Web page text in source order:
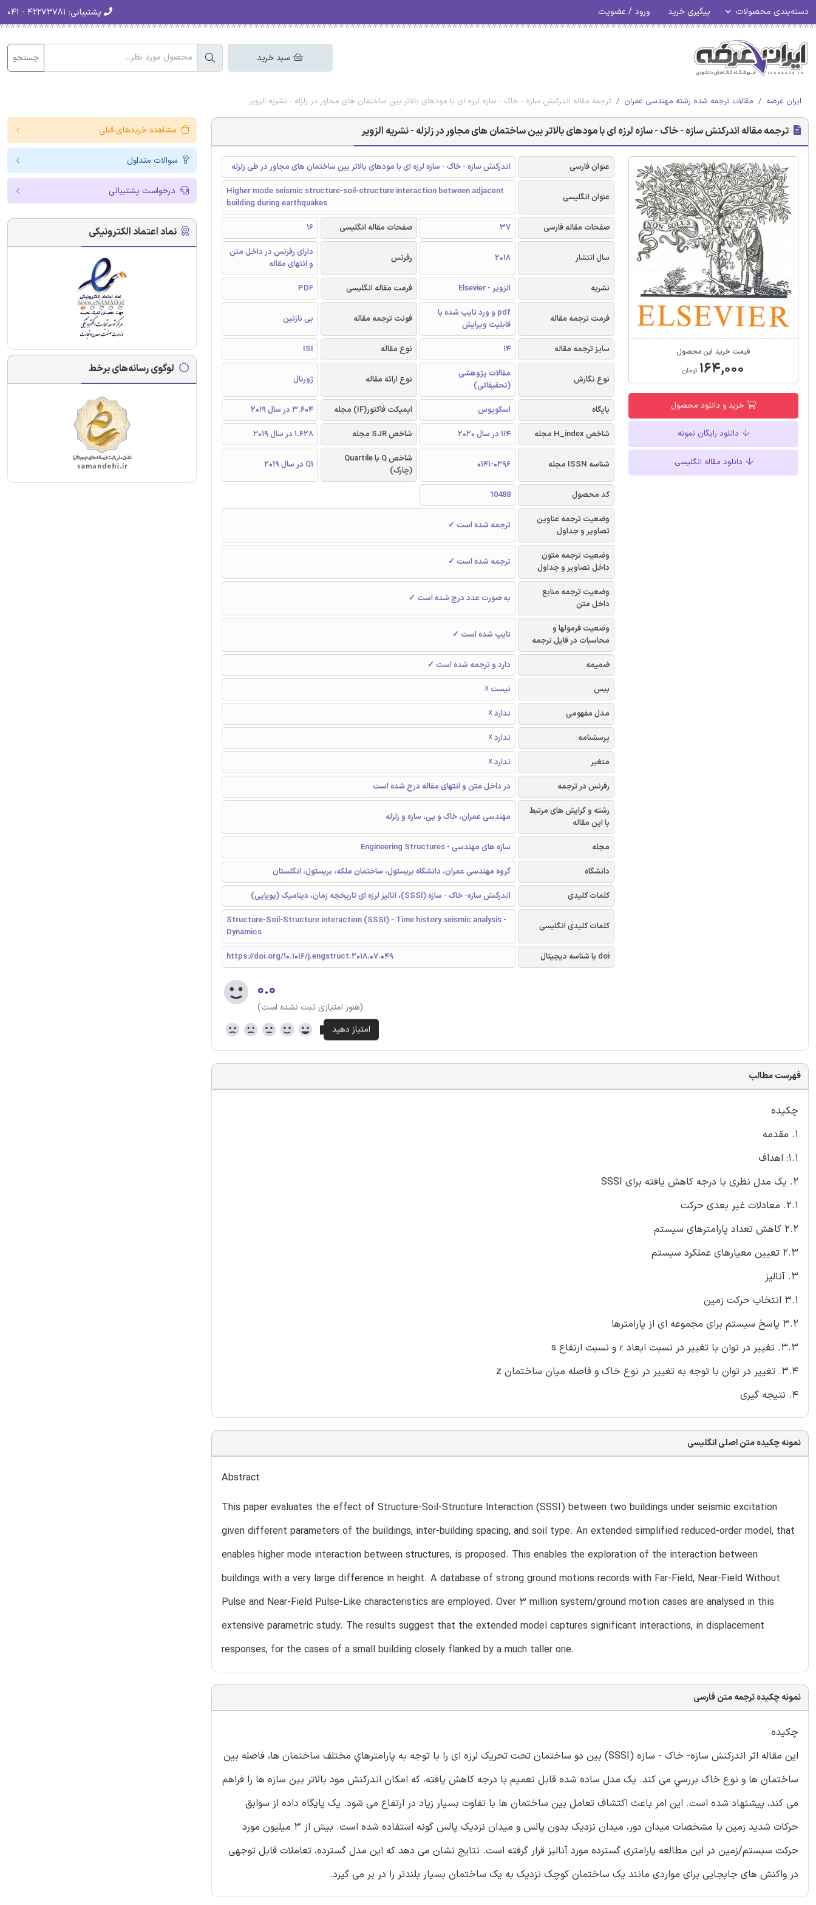
دسته‌بندی محصولات پیگیری خرید ورود / عضویت پشتیبانی:
سبد خرید جستجو
ایران عرضه مقالات ترجمه شده رشته مهندسی عمران ترجمه مقاله اندرکنش سازه - خاک - سازه لرزه ای با مودهای بالاتر بین ساختمان های مجاور در زلزله - نشریه الزویر
ترجمه مقاله اندرکنش سازه - خاک - سازه لرزه ای با مودهای بالاتر بین ساختمان های مجاور در زلزله - نشریه الزویر
قیمت خرید این محصول
۱۶۴,۰۰۰ تومان
خرید و دانلود محصول
دانلود رایگان نمونه
دانلود مقاله انگلیسی
عنوان فارسی اندرکنش سازه - خاک - سازه لرزه ای با مودهای بالاتر بین ساختمان های مجاور در طی زلزله
عنوان انگلیسی
Higher mode seismic structure-soil-structure interaction between adjacent
building during earthquakes
صفحات مقاله فارسی
37 صفحات مقاله انگلیسی 16
سال انتشار 2018 رفرنس
دارای رفرنس در داخل متن
و انتهای مقاله
نشریه
الزویر - Elsevier فرمت مقاله انگلیسی PDF
فرمت ترجمه مقاله
pdf و ورد تایپ شده با
قابلیت ویرایش
فونت ترجمه مقاله بی نازنین
سایز ترجمه مقاله 14 نوع مقاله ISI
نوع نگارش
مقالات پژوهشی
(تحقیقاتی)
نوع ارائه مقاله ژورنال
پایگاه اسکوپوس ایمپکت فاکتور(IF) مجله
3.604 در سال 2019
شاخص H_index مجله
114 در سال 2020 شاخص SJR مجله 1.628 در سال 2019
شناسه ISSN مجله 0141-0296
شاخص Q یا Quartile
(چارک)
Q1 در سال 2019
کد محصول
10488
وضعیت ترجمه عناوین
تصاویر و جداول
ترجمه شده است ✓
وضعیت ترجمه متون
داخل تصاویر و جداول
ترجمه شده است ✓
وضعیت ترجمه منابع
داخل متن
به صورت عدد درج شده است ✓
وضعیت فرمولها و
محاسبات در فایل ترجمه
تایپ شده است ✓
ضمیمه
دارد و ترجمه شده است ✓
بیس
نیست ☓
مدل مفهومی
ندارد ☓
پرسشنامه
ندارد ☓
متغیر
ندارد ☓
رفرنس در ترجمه
در داخل متن و انتهای مقاله درج شده است
رشته و گرایش های مرتبط
با این مقاله
مهندسی عمران، خاک و پی، سازه و زلزله
مجله
سازه های مهندسی - Engineering Structures
دانشگاه
گروه مهندسی عمران، دانشگاه بریستول، ساختمان ملکه، بریستول، انگلستان
کلمات کلیدی
اندرکنش سازه- خاک - سازه (SSSI)، آنالیز لرزه ای تاریخچه زمان، دینامیک (پویایی)
کلمات کلیدی انگلیسی
Structure-Soil-Structure interaction (SSSI) - Time history seismic analysis -
Dynamics
doi یا شناسه دیجیتال
https://doi.org/10.1016/j.engstruct.2018.07.049
۰.۰
(هنوز امتیازی ثبت نشده است)
فهرست مطالب
چکیده
1. مقدمه
1.1: اهداف
2. یک مدل نظری با درجه کاهش یافته برای SSSI
2.1. معادلات غیر بعدی حرکت
2.2 کاهش تعداد پارامترهای سیستم
2.3 تعیین معیارهای عملکرد سیستم
3. آنالیز
3.1 انتخاب حرکت زمین
3.2 پاسخ سیستم برای مجموعه ای از پارامترها
3.3. تغییر در توان با تغییر در نسبت ابعاد ε و نسبت ارتفاع s
3.4. تغییر در توان با توجه به تغییر در نوع خاک و فاصله میان ساختمان z
4. نتیجه گیری
نمونه چکیده متن اصلی انگلیسی
Abstract
This paper evaluates the effect of Structure-Soil-Structure Interaction (SSSI) between two buildings under seismic excitation
given different parameters of the buildings, inter-building spacing, and soil type. An extended simplified reduced-order model, that
enables higher mode interaction between structures, is proposed. This enables the exploration of the interaction between
buildings with a very large difference in height. A database of strong ground motions records with Far-Field, Near-Field Without
Pulse and Near-Field Pulse-Like characteristics are employed. Over 3 million system/ground motion cases are analysed in this
extensive parametric study. The results suggest that the extended model captures significant interactions, in displacement
responses, for the cases of a small building closely flanked by a much taller one.
نمونه چکیده ترجمه متن فارسی
چکیده
اين مقاله اثر اندرکنش سازه- خاک - سازه (SSSI) بين دو ساختمان تحت تحریک لرزه ای را با توجه به پارامترهاي مختلف ساختمان ها، فاصله بين
ساختمان ها و نوع خاك بررسي می کند. یک مدل ساده شده قابل تعمیم با درجه کاهش یافته، که امکان اندرکنش مود بالاتر بین سازه ها را فراهم
می کند، پیشنهاد شده است. این امر باعث اکتشاف تعامل بین ساختمان ها با تفاوت بسیار زیاد در ارتفاع می شود. یک پایگاه داده از سوابق
حرکات شدید زمین با مشخصات میدان دور، میدان نزدیک بدون پالس و میدان نزدیک پالس گونه استفاده شده است. بیش از 3 میلیون مورد
حرکت سیستم/زمین در این مطالعه پارامتری گسترده مورد آنالیز قرار گرفته است. نتایج نشان می دهد که این مدل گسترده، تعاملات قابل توجهی
در واکنش های جابجایی برای مواردی مانند یک ساختمان کوچک نزدیک به یک ساختمان بسیار بلندتر را در بر می گیرد.
مشاهده خریدهای قبلی
سوالات متداول
درخواست پشتیبانی
نماد اعتماد الکترونیکی
لوگوی رسانه‌های برخط